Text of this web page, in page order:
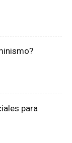
para